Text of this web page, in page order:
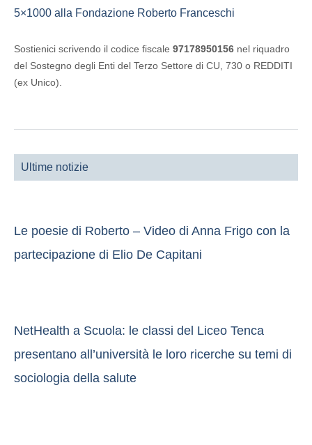
5×1000 alla Fondazione Roberto Franceschi
Sostienici scrivendo il codice fiscale 97178950156 nel riquadro
del Sostegno degli Enti del Terzo Settore di CU, 730 o REDDITI
(ex Unico).
Ultime notizie
Le poesie di Roberto – Video di Anna Frigo con la
partecipazione di Elio De Capitani
NetHealth a Scuola: le classi del Liceo Tenca
presentano all’università le loro ricerche su temi di
sociologia della salute